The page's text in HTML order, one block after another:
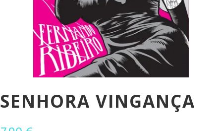
SENHORA VINGANÇA